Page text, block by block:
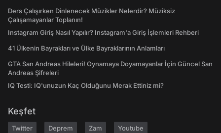
Ders Çalışırken Dinlenecek Müzikler Nelerdir? Müziksiz
Çalışamayanlar Toplanın!
Instagram Giriş Nasıl Yapılır? Instagram'a Giriş İşlemleri Rehberi
41 Ülkenin Bayrakları ve Ülke Bayraklarının Anlamları
GTA San Andreas Hileleri! Oynamaya Doyamayanlar İçin Güncel San
Andreas Şifreleri
IQ Testi: IQ'unuzun Kaç Olduğunu Merak Ettiniz mi?
Keşfet
Twitter Deprem Zam Youtube